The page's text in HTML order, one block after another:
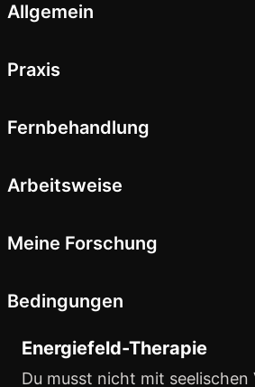
Allgemein
Praxis
Fernbehandlung
Arbeitsweise
Meine Forschung
Bedingungen
Energiefeld-Therapie
Du musst nicht mit seelischen